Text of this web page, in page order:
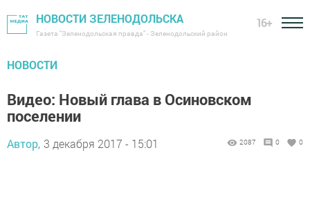
НОВОСТИ ЗЕЛЕНОДОЛЬСКА
Газета "Зеленодольская правда" - Зеленодольский район
16+
НОВОСТИ
Видео: Новый глава в Осиновском
поселении
Автор, 3 декабря 2017 - 15:01 2087 0 0